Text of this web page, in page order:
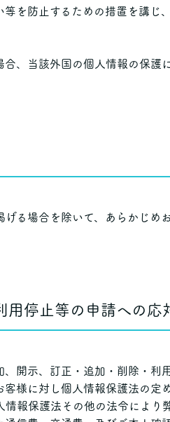
を防止するための措置を講じ
、当該外国の個人情報の保護
る場合を除いて、あらかじ
用停止等の申請への応
開示、訂正・追加・削除・
様に対し個人情報保護法の定
報保護法その他の法令によ